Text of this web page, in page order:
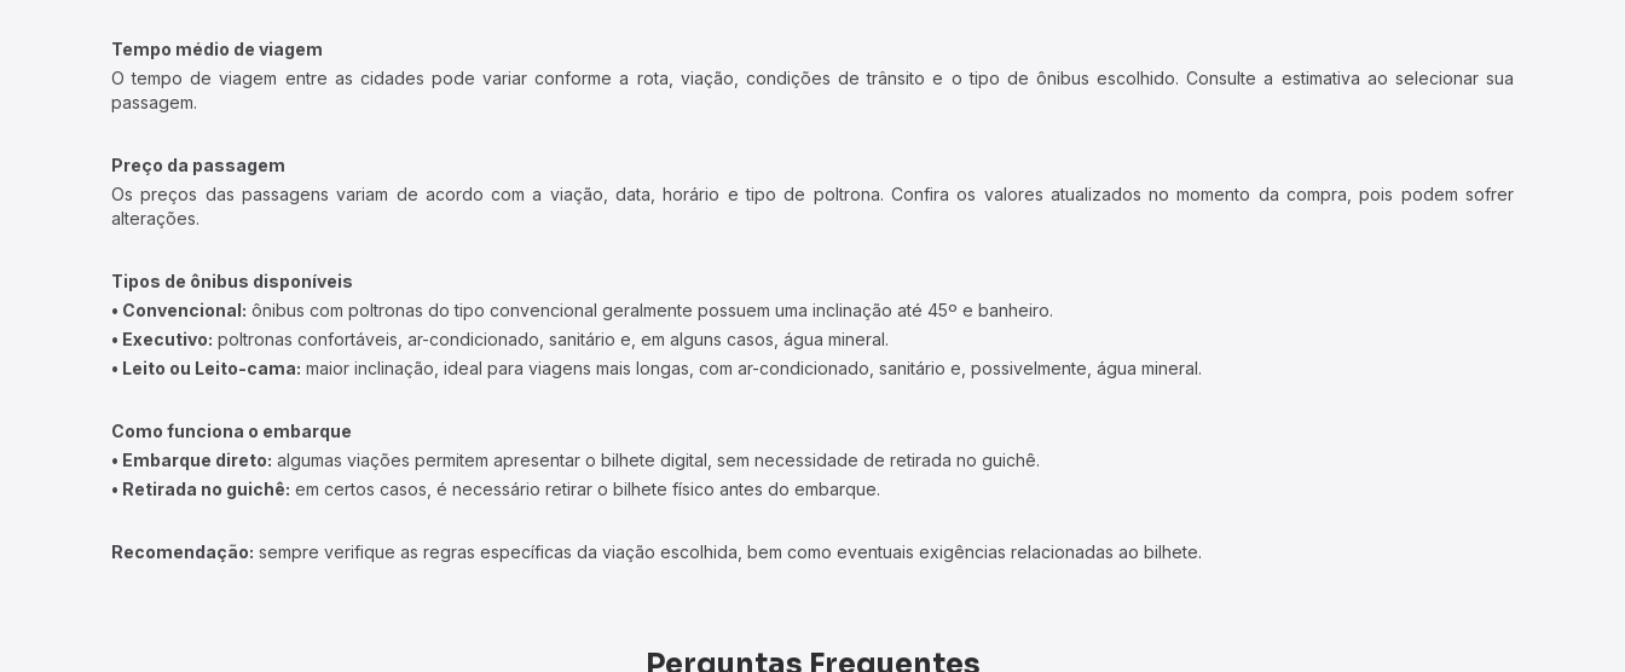
Tempo médio de viagem
O tempo de viagem entre as cidades pode variar conforme a rota, viação, condições de trânsito e o tipo de ônibus escolhido. Consulte a estimativa ao selecionar sua
passagem.
Preço da passagem
Os preços das passagens variam de acordo com a viação, data, horário e tipo de poltrona. Confira os valores atualizados no momento da compra, pois podem sofrer
alterações.
Tipos de ônibus disponíveis
• Convencional: ônibus com poltronas do tipo convencional geralmente possuem uma inclinação até 45º e banheiro.
• Executivo: poltronas confortáveis, ar-condicionado, sanitário e, em alguns casos, água mineral.
• Leito ou Leito-cama: maior inclinação, ideal para viagens mais longas, com ar-condicionado, sanitário e, possivelmente, água mineral.
Como funciona o embarque
• Embarque direto: algumas viações permitem apresentar o bilhete digital, sem necessidade de retirada no guichê.
• Retirada no guichê: em certos casos, é necessário retirar o bilhete físico antes do embarque.
Recomendação: sempre verifique as regras específicas da viação escolhida, bem como eventuais exigências relacionadas ao bilhete.
Perguntas Frequentes